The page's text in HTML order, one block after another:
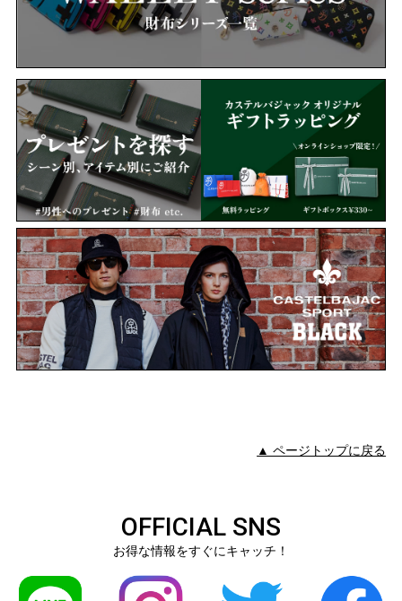
▲ ページトップに戻る
OFFICIAL SNS
お得な情報をすぐにキャッチ！